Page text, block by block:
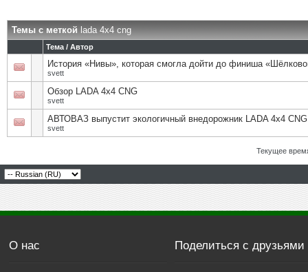
Темы с меткой lada 4x4 cng
Тема / Автор
История «Нивы», которая смогла дойти до финиша
svett
Обзор LADA 4x4 CNG
svett
АВТОВАЗ выпустит экологичный внедорожник LADA 4х4 CNG
svett
Текущее
О нас Поделиться с друзьями